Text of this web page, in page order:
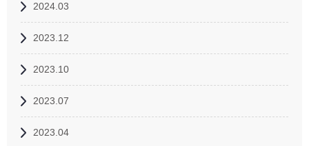
2024.03
2023.12
2023.10
2023.07
2023.04